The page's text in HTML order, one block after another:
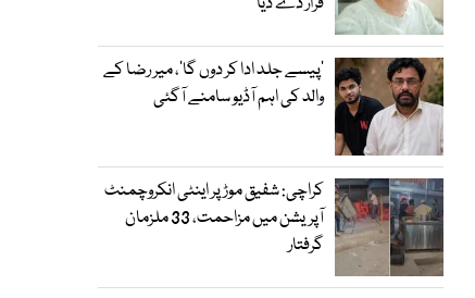
’پیسے جلد ادا کر دوں گا‘، میر رضا کے
والد کی اہم آڈیو سامنے آگئی
کراچی: شفیق موڑ پر اینٹی انکروچمنٹ
آپریشن میں مزاحمت، 33 ملزمان
گرفتار